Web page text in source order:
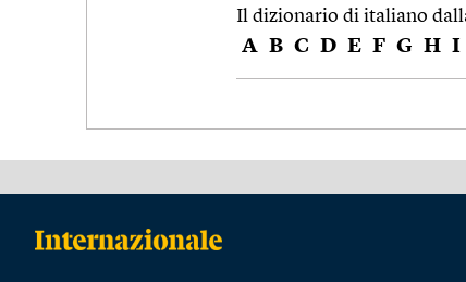
Il dizionario di italiano
A B C D E F G H I